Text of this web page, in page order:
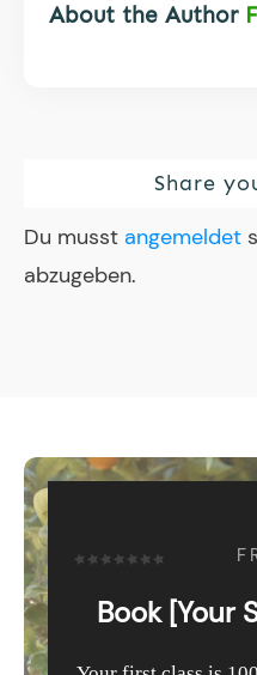
About the Author
Share
Du musst angemeldet
abzugeben.
Book [Your